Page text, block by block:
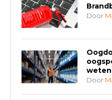
Door
weten
Door